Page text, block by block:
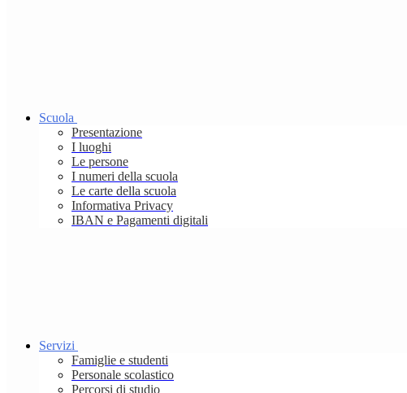
Scuola
Presentazione
I luoghi
Le persone
I numeri della scuola
Le carte della scuola
Informativa Privacy
IBAN e Pagamenti digitali
Servizi
Famiglie e studenti
Personale scolastico
Percorsi di studio